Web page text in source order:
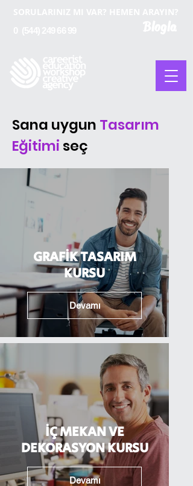
Sana uygun Tasarım
Eğitimi seç
GRAFİK TASARIM
KURSU
Devamı
İÇ MEKAN VE
DEKORASYON KURSU
Devamı